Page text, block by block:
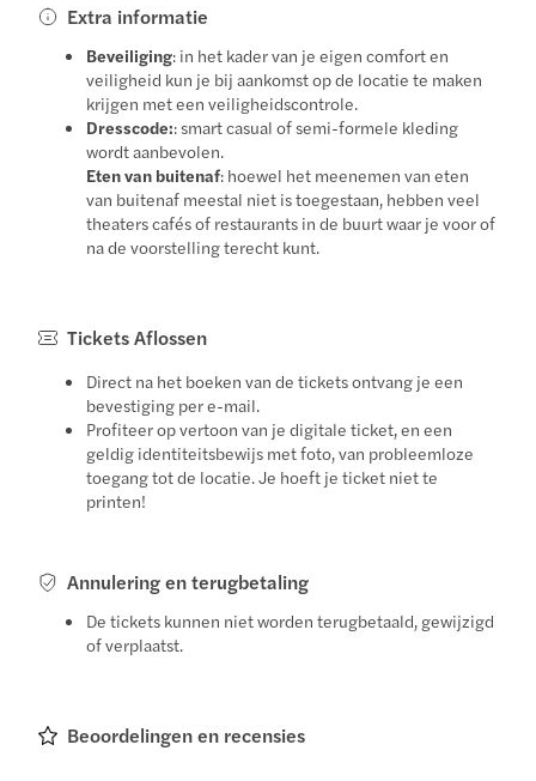
Extra informatie
Beveiliging: in het kader van je eigen comfort en
veiligheid kun je bij aankomst op de locatie te maken
krijgen met een veiligheidscontrole.
Dresscode:: smart casual of semi-formele kleding
wordt aanbevolen.
Eten van buitenaf: hoewel het meenemen van eten
van buitenaf meestal niet is toegestaan, hebben veel
theaters cafés of restaurants in de buurt waar je voor of
na de voorstelling terecht kunt.
Tickets Aflossen
Direct na het boeken van de tickets ontvang je een
bevestiging per e-mail.
Profiteer op vertoon van je digitale ticket, en een
geldig identiteitsbewijs met foto, van probleemloze
toegang tot de locatie. Je hoeft je ticket niet te
printen!
Annulering en terugbetaling
De tickets kunnen niet worden terugbetaald, gewijzigd
of verplaatst.
Beoordelingen en recensies